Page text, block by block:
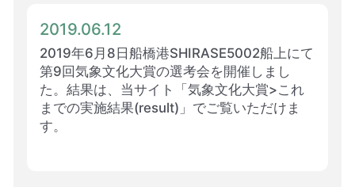
2019.06.12
2019年6月8日船橋港SHIRASE5002船上にて
第9回気象文化大賞の選考会を開催しまし
た。結果は、当サイト「気象文化大賞>これ
までの実施結果(result)」でご覧いただけま
す。